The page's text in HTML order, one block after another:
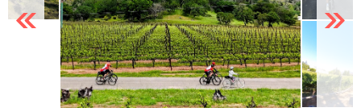
Previous Next